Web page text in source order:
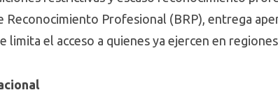
Reconocimiento Profesional (BRP), entrega
limita el acceso a quienes ya ejercen en